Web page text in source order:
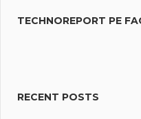
TECHNOREPORT PE
RECENT POSTS